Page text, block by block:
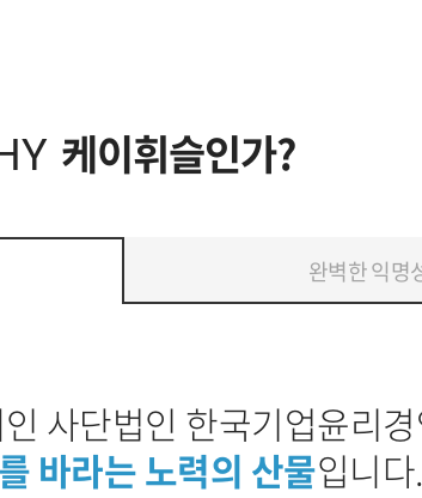
케이휘슬인가?
완벽한 익명
사단법인 한국기업윤리
바라는 노력의 산물입니다.